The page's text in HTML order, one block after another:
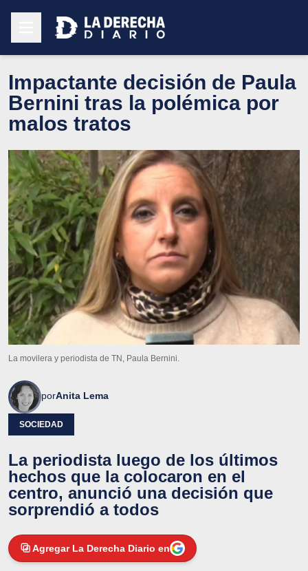
Impactante decisión de Paula
Bernini tras la polémica por
malos tratos
La movilera y periodista de TN, Paula Bernini.
porAnita Lema
SOCIEDAD
La periodista luego de los últimos
hechos que la colocaron en el
centro, anunció una decisión que
sorprendió a todos
Agregar La Derecha Diario en